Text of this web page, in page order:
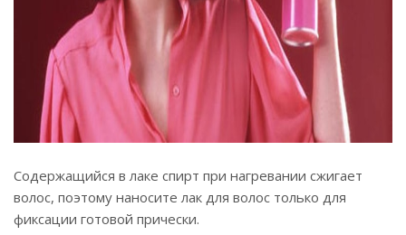
Содержащийся в лаке спирт при нагревании сжигает
волос, поэтому наносите лак для волос только для
фиксации готовой прически.